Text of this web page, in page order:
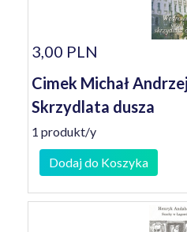
3,00 PLN
Cimek Michał
Skrzydlata dusza
1 produkt/y
Dodaj do Koszyka